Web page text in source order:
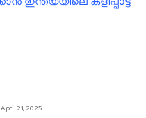
April 21, 2025